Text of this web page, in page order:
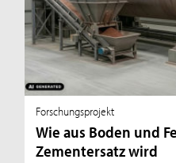
Forschungsprojekt
Wie aus Boden und
Zementersatz wird